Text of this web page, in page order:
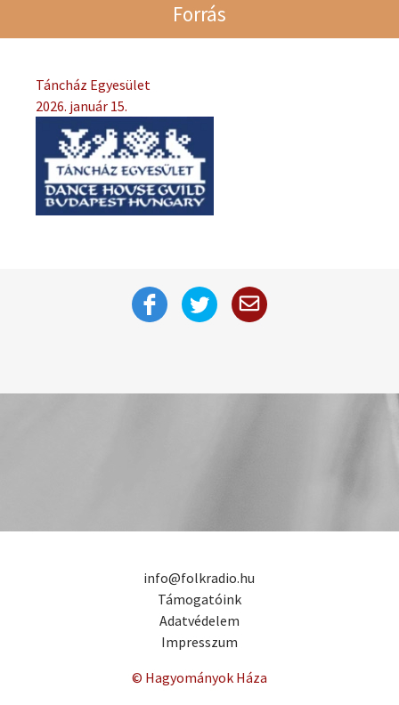
Forrás
Táncház Egyesület
2026. január 15.
info@folkradio.hu
Támogatóink
Adatvédelem
Impresszum
© Hagyományok Háza